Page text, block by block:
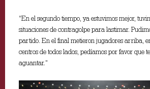
“En el segundo tiempo, ya estuvimos mejor,
situaciones de contragolpe para lastimar.
partido. En el final metieron jugadores arriba,
centros de todos lados, pedíamos por favor que
aguantar.”